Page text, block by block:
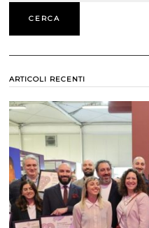
CERCA
ARTICOLI RECENTI